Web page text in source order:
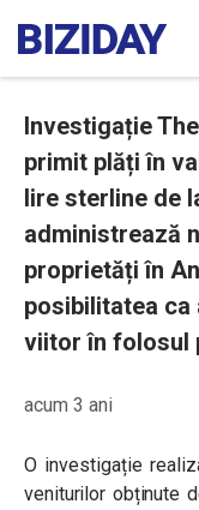
Investigație
primit plăți în
lire sterline de
administrează
proprietăți în
posibilitatea ca
viitor în folosul
acum 3 ani
O investigație
veniturilor obținute